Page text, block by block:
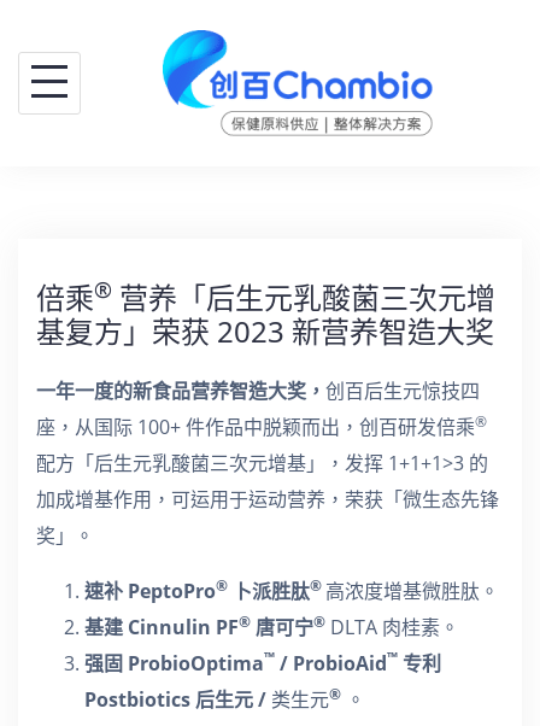
倍乘® 营养「后生元乳酸菌三次元增
基复方」荣获 2023 新营养智造大奖
一年一度的新食品营养智造大奖， 创百后生元惊技四
座，从国际 100+ 件作品中脱颖而出，创百研发倍乘®
配方「后生元乳酸菌三次元增基」，发挥 1+1+1>3 的
加成增基作用，可运用于运动营养，荣获「微生态先锋
奖」。
速补 PeptoPro® 卜派胜肽® 高浓度增基微胜肽。
基建 Cinnulin PF® 唐可宁® DLTA 肉桂素。
强固 ProbioOptima™ / ProbioAid™ 专利
Postbiotics 后生元 / 类生元® 。